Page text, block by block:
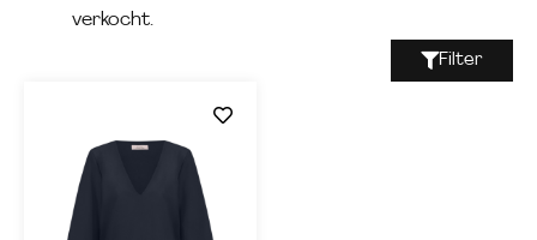
verkocht.
Filter